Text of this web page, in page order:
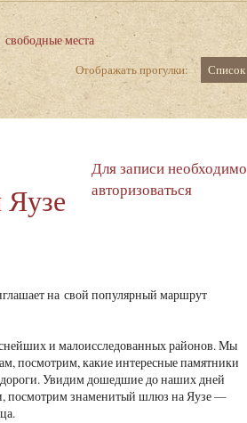
свободные места
Отображать прогулки:
Список
Для записи необходимо
авторизоваться
на свой популярный маршрут
и малоисследованных районов. Мы
посмотрим, какие интересные памятники
Увидим дошедшие до наших дней
посмотрим знаменитый шлюз на Яузе —